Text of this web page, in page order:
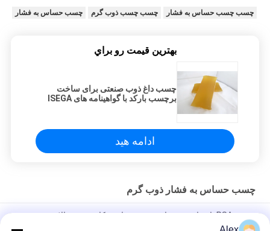
چسب چسب حساس به فشار چسب چسب ذوب گرم چسب حساس به فشار
بهترين قيمت رو براي
چسب داغ ذوب صنعتی برای ساخت
برچسب بارکد با گواهینامه های ISEGA
ادامه هید
چسب حساس به فشار ذوب گرم
چسب PSA با مقاومت حرارتی خوب و استحکام برشی بالا، چسب
ذوبی برای برچسب دیجیتال